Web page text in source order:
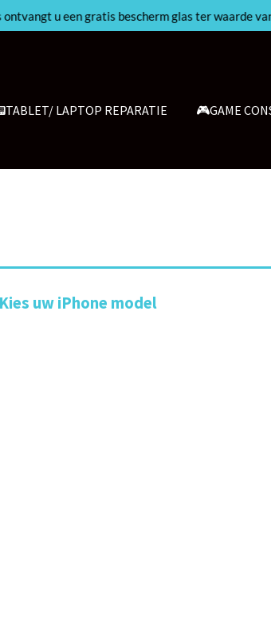
u een gratis bescherm glas ter waarde
LAPTOP REPARATIE 🎮GAME
Kies uw iPhone model